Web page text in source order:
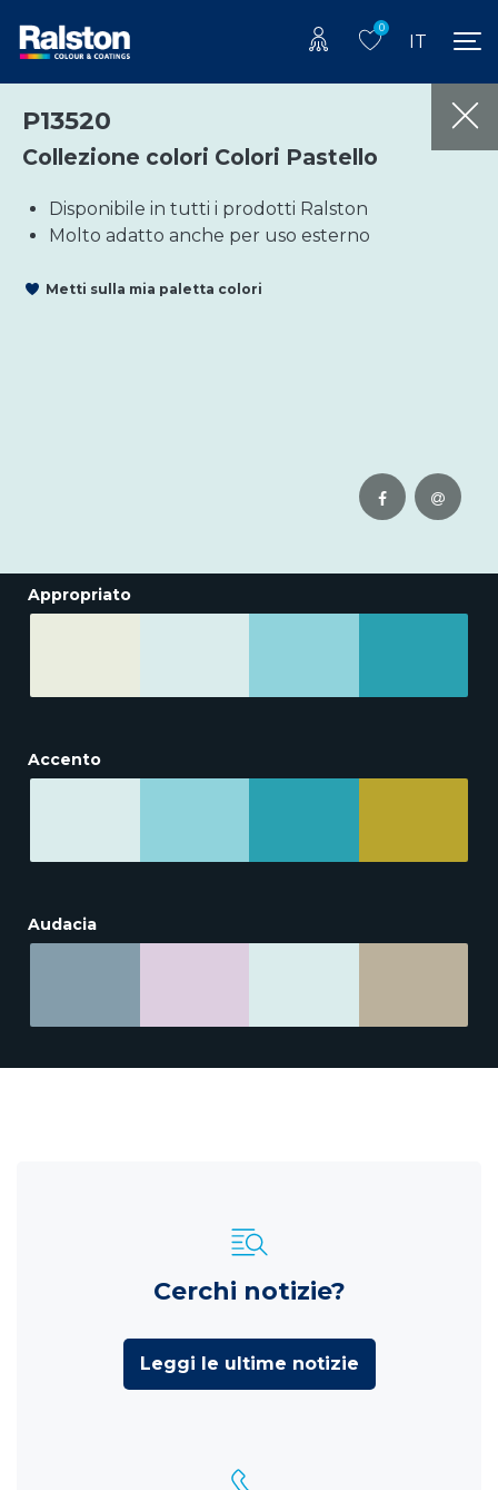
0
IT
P13520
Collezione colori Colori Pastello
Disponibile in tutti i prodotti Ralston
Molto adatto anche per uso esterno
Metti sulla mia paletta colori
Appropriato
Accento
Audacia
Cerchi notizie?
Leggi le ultime notizie